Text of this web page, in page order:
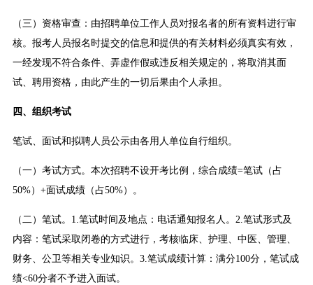
（三）资格审查：由招聘单位工作人员对报名者的所有资料进行审
核。报考人员报名时提交的信息和提供的有关材料必须真实有效，
一经发现不符合条件、弄虚作假或违反相关规定的，将取消其面
试、聘用资格，由此产生的一切后果由个人承担。
四、组织考试
笔试、面试和拟聘人员公示由各用人单位自行组织。
（一）考试方式。本次招聘不设开考比例，综合成绩=笔试（占
50%）+面试成绩（占50%）。
（二）笔试。1.笔试时间及地点：电话通知报名人。2.笔试形式及
内容：笔试采取闭卷的方式进行，考核临床、护理、中医、管理、
财务、公卫等相关专业知识。3.笔试成绩计算：满分100分，笔试成
绩<60分者不予进入面试。